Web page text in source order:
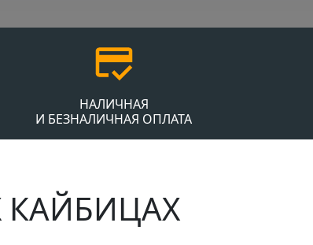
НАЛИЧНАЯ
И БЕЗНАЛИЧНАЯ ОПЛАТА